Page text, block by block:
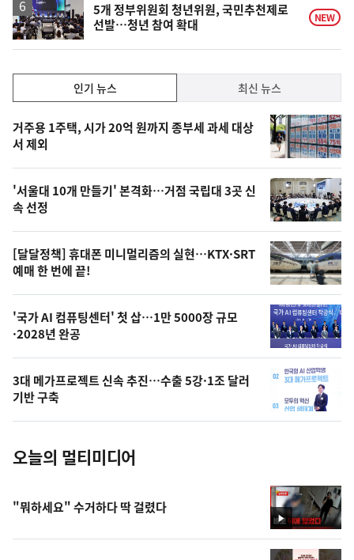
5개 정부위원회 청년위원, 국민추천제로
선발…청년 참여 확대
NEW
기,
최
신,
오
늘
의
영
상
오
의
사
진
인기 뉴스 최신 뉴스
인
기
뉴
스
거주용 1주택, 시가 20억 원까지 종부세 과세 대상
서 제외
'서울대 10개 만들기' 본격화…거점 국립대 3곳 신
속 선정
[달달정책] 휴대폰 미니멀리즘의 실현…KTX·SRT
예매 한 번에 끝!
'국가 AI 컴퓨팅센터' 첫 삽…1만 5000장 규모
·2028년 완공
3대 메가프로젝트 신속 추진…수출 5강·1조 달러
기반 구축
오늘의 멀티미디어
영
상
"뭐하세요" 수거하다 딱 걸렸다